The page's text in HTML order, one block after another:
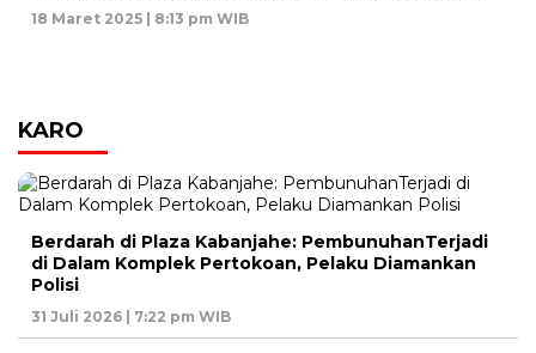
18 Maret 2025 | 8:13 pm WIB
KARO
Berdarah di Plaza Kabanjahe: PembunuhanTerjadi
di Dalam Komplek Pertokoan, Pelaku Diamankan
Polisi
31 Juli 2026 | 7:22 pm WIB